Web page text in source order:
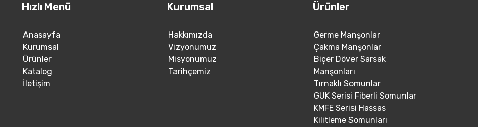
Hızlı Menü
Anasayfa
Kurumsal
Ürünler
Katalog
İletişim
Kurumsal
Hakkımızda
Vizyonumuz
Misyonumuz
Tarihçemiz
Ürünler
Germe Manşonlar
Çakma Manşonlar
Biçer Döver Sarsak
Manşonları
Tırnaklı Somunlar
GUK Serisi Fiberli Somunlar
KMFE Serisi Hassas
Kilitleme Somunları